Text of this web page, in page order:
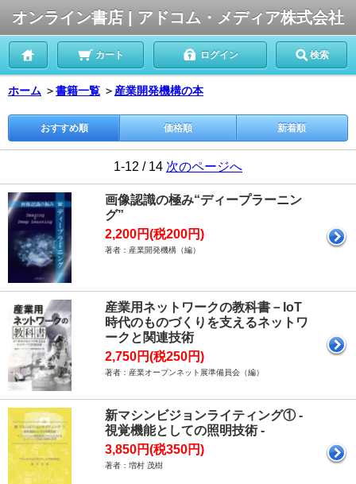
オンライン書店 | アドコム・メディア株式会社
カート ログイン 検索
ホーム ＞書籍一覧 ＞ 産業開発機構の本
おすすめ順 価格順 新着順
1-12 / 14 次のページへ
画像認識の極み“ディープラーニン
グ”
2,200円(税200円)
著者：産業開発機構（編）
産業用ネットワークの教科書－IoT
時代のものづくりを支えるネットワ
ークと関連技術
2,750円(税250円)
著者：産業オープンネット展準備員会（編）
新マシンビジョンライティング① -
視覚機能としての照明技術 -
3,850円(税350円)
著者：増村 茂樹